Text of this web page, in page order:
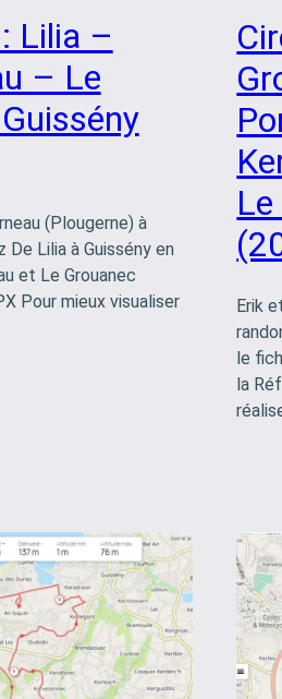
Lilia –
– Le
(Plougerne) à
De Lilia à Guissény en
et Le Grouanec
Pour mieux visualiser
Erik
le
la